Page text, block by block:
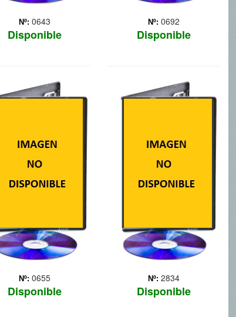
Nº: 0643
Disponible
Nº: 0692
Disponible
Nº: 0655
Disponible
Nº: 2834
Disponible
que varios agentes
norteamericanos y chinos,
liberado, se unen para
detener a un misterioso
cuando los gobiernos de ...